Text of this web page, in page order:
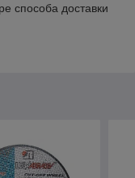
способа доставки